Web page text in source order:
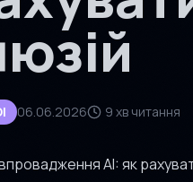
06.06.2026 9 хв читання